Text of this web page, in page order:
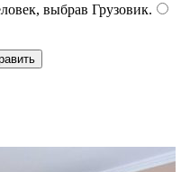
выбрав Грузовик.